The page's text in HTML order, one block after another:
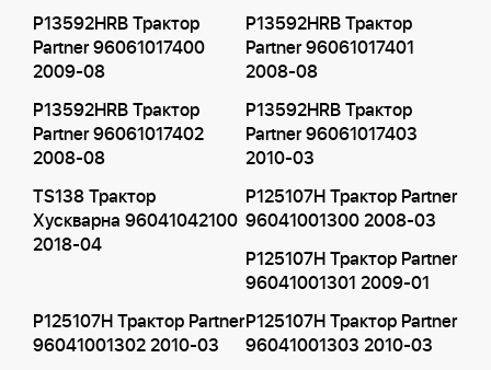
P13592HRB Трактор
Partner 96061017400
2009-08
P13592HRB Трактор
Partner 96061017401
2008-08
P13592HRB Трактор
Partner 96061017402
2008-08
P13592HRB Трактор
Partner 96061017403
2010-03
TS138 Трактор
Хускварна 96041042100
2018-04
P125107H Трактор Partner
96041001300 2008-03
P125107H Трактор Partner
96041001301 2009-01
P125107H Трактор Partner
96041001302 2010-03
P125107H Трактор Partner
96041001303 2010-03